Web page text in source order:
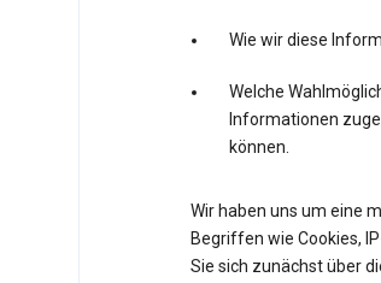
Wie wir diese
Welche
Informationen
können.
Wir haben uns um eine
Begriffen wie Cookies,
Sie sich zunächst über